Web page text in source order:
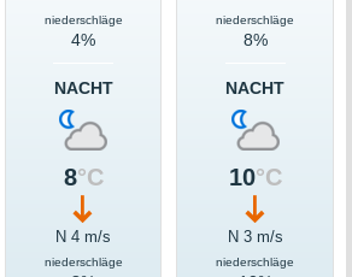
niederschläge
4%
NACHT
8°C
N 4 m/s
niederschläge
niederschläge
8%
NACHT
10°C
N 3 m/s
niederschläge